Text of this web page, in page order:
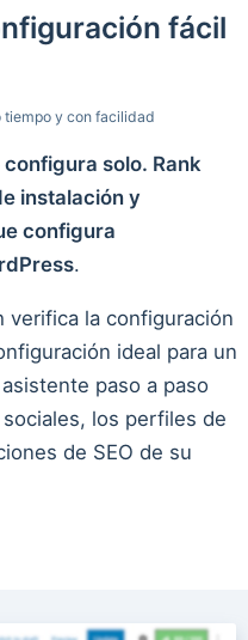
fácil
tiempo y con facilidad
solo. Rank
instalación y
configura
.
verifica la configuración
ideal para un
paso a paso
los perfiles de
de SEO de su